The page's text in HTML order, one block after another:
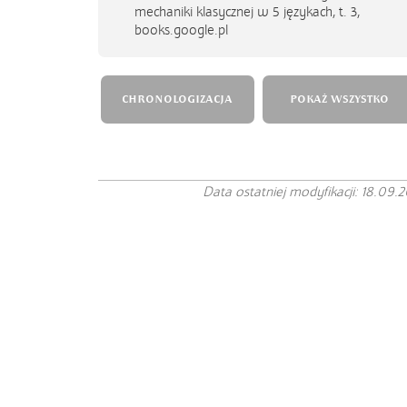
mechaniki klasycznej w 5 językach, t. 3,
books.google.pl
CHRONOLOGIZACJA POKAŻ WSZYSTKO
Data ostatniej modyfikacji: